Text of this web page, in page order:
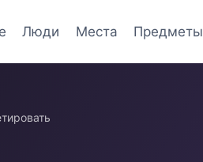
Люди Места Предметы